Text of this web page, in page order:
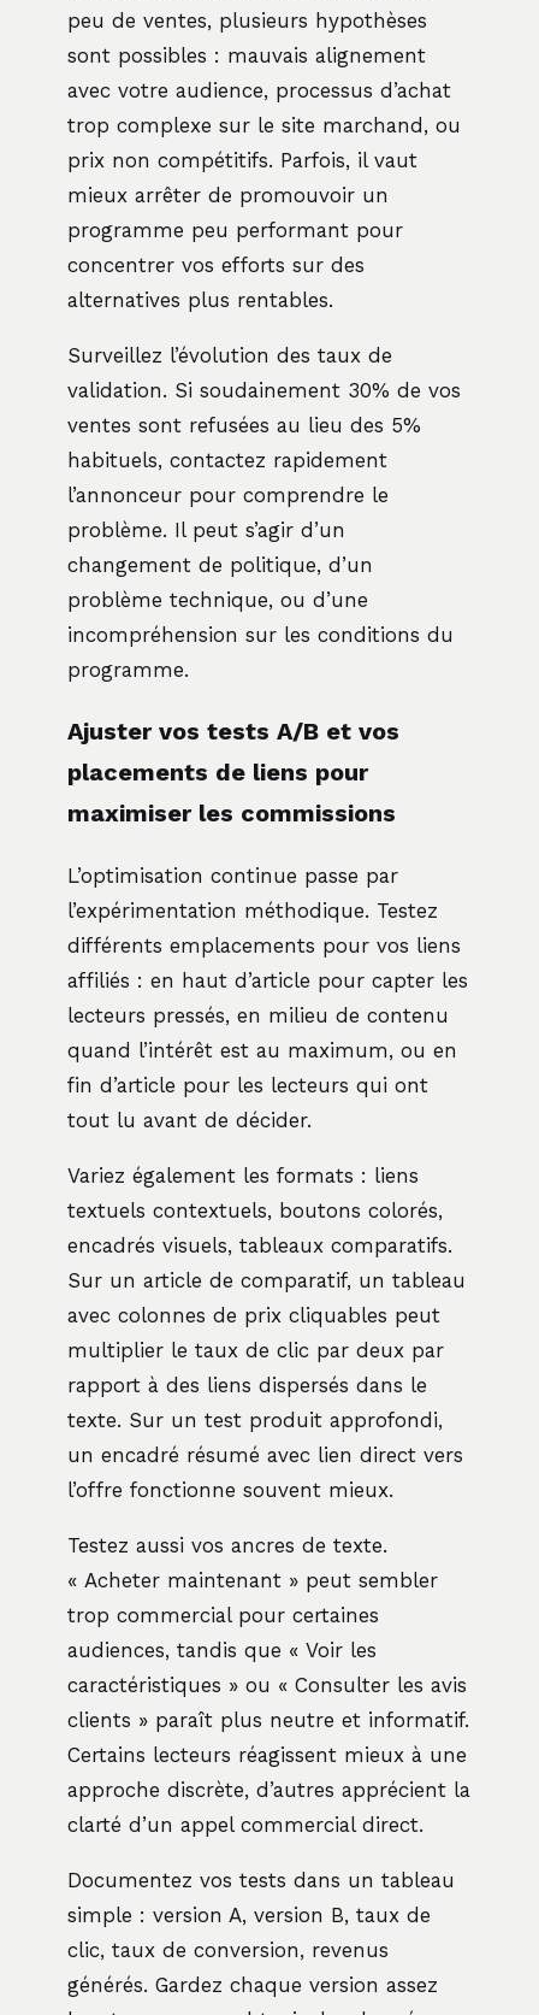
peu de ventes, plusieurs hypothèses
sont possibles : mauvais alignement
avec votre audience, processus d’achat
trop complexe sur le site marchand, ou
prix non compétitifs. Parfois, il vaut
mieux arrêter de promouvoir un
programme peu performant pour
concentrer vos efforts sur des
alternatives plus rentables.
Surveillez l’évolution des taux de
validation. Si soudainement 30% de vos
ventes sont refusées au lieu des 5%
habituels, contactez rapidement
l’annonceur pour comprendre le
problème. Il peut s’agir d’un
changement de politique, d’un
problème technique, ou d’une
incompréhension sur les conditions du
programme.
Ajuster vos tests A/B et vos
placements de liens pour
maximiser les commissions
L’optimisation continue passe par
l’expérimentation méthodique. Testez
différents emplacements pour vos liens
affiliés : en haut d’article pour capter les
lecteurs pressés, en milieu de contenu
quand l’intérêt est au maximum, ou en
fin d’article pour les lecteurs qui ont
tout lu avant de décider.
Variez également les formats : liens
textuels contextuels, boutons colorés,
encadrés visuels, tableaux comparatifs.
Sur un article de comparatif, un tableau
avec colonnes de prix cliquables peut
multiplier le taux de clic par deux par
rapport à des liens dispersés dans le
texte. Sur un test produit approfondi,
un encadré résumé avec lien direct vers
l’offre fonctionne souvent mieux.
Testez aussi vos ancres de texte.
« Acheter maintenant » peut sembler
trop commercial pour certaines
audiences, tandis que « Voir les
caractéristiques » ou « Consulter les avis
clients » paraît plus neutre et informatif.
Certains lecteurs réagissent mieux à une
approche discrète, d’autres apprécient la
clarté d’un appel commercial direct.
Documentez vos tests dans un tableau
simple : version A, version B, taux de
clic, taux de conversion, revenus
générés. Gardez chaque version assez